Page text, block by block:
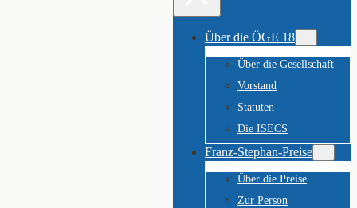
Über die ÖGE 18
Über die Gesellschaft
Vorstand
Statuten
Die ISECS
Franz-Stephan-Preise
Über die Preise
Zur Person